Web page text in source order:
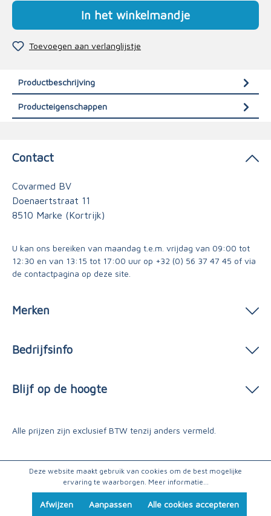
In het winkelmandje
Toevoegen aan verlanglijstje
Productbeschrijving
Producteigenschappen
Contact
Covarmed BV
Doenaertstraat 11
8510 Marke (Kortrijk)
U kan ons bereiken van maandag t.e.m. vrijdag van 09:00 tot
12:30 en van 13:15 tot 17:00 uur op +32 (0) 56 37 47 45 of via
de contactpagina op deze site.
Merken
Bedrijfsinfo
Blijf op de hoogte
Alle prijzen zijn exclusief BTW tenzij anders vermeld.
Deze website maakt gebruik van cookies om de best mogelijke
ervaring te waarborgen. Meer informatie...
Afwijzen Aanpassen Alle cookies accepteren